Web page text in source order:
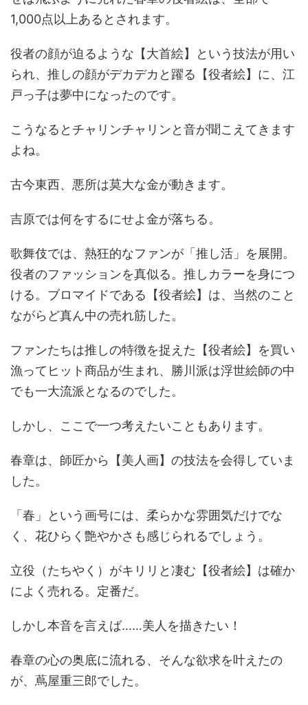
1,000点以上あるとされます。
役者の顔が迫るような【大首絵】という技法が用い
られ、推しの顔がデカデカと躍る【役者絵】に、江
戸っ子は夢中になったのです。
こうなるとチャリンチャリンと音が聞こえてきます
よね。
古今東西、悪所は莫大な金が動きます。
吉原では何をするにせよ金が落ちる。
歌舞伎では、熱狂的なファンが「推し活」を展開。
役者のファッションを真似る。推しカラーを身につ
ける。ブロマイドである【役者絵】は、当然のこと
ながらど真ん中の売れ筋した。
ファンたちは推しの特徴を捉えた【役者絵】を買い
漁ってヒット商品が生まれ、勝川派は浮世絵師の中
でも一大流派となるのでした。
しかし、ここで一つ考えたいこともあります。
春章は、師匠から【美人画】の技法を会得していま
した。
「春」という画号には、柔らかな雰囲気だけでな
く、花ひらく艶やかさも感じられるでしょう。
立役（たちやく）がキリリと凄む【役者絵】は確か
によく売れる。定番だ。
しかし本音を言えば……美人を描きたい！
春章の心の奥底に流れる、そんな欲求を叶えたの
が、蔦屋重三郎でした。